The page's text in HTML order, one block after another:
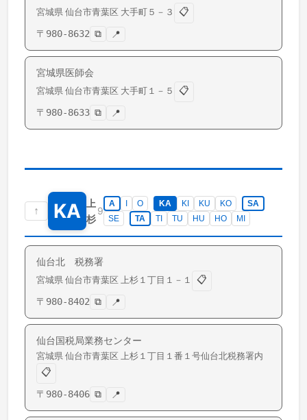
宮城県 仙台市青葉区 大手町 ５－３
📋
〒 980-8632 ⧉ 📍
宮城県医師会
宮城県 仙台市青葉区 大手町 １－５
📋
〒 980-8633 ⧉ 📍
↑ KA
上
杉
9
A O KA KI KU KO
SA
SE
TA TI TU HU HO MI
仙台北 税務署
宮城県 仙台市青葉区 上杉 １丁目１－１
📋
〒 980-8402 ⧉ 📍
仙台国税局業務センター
宮城県 仙台市青葉区 上杉 １丁目１番１号仙台北税務署内
📋
〒 980-8406 ⧉ 📍